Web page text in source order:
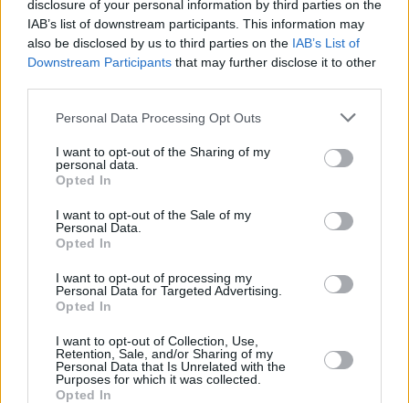
disclosure of your personal information by third parties on the
IAB’s list of downstream participants. This information may
also be disclosed by us to third parties on the IAB’s List of
Downstream Participants that may further disclose it to other
Please note that this website/app uses one or more Google
not limited to your visit or usage behaviour. You may click to
grant or deny consent to Google and its third-party tags to
use your data for below specified purposes in below Google
consent section.
Personal Data Processing Opt Outs
I want to opt-out of the Sharing of my
personal data.
Opted In
I want to opt-out of the Sale of my
Personal Data.
Opted In
I want to opt-out of processing my
Personal Data for Targeted Advertising.
Opted In
I want to opt-out of Collection, Use,
Retention, Sale, and/or Sharing of my
Personal Data that Is Unrelated with the
Purposes for which it was collected.
Opted In
lag Theiß bei den entschlossenen Wählern um 23 Punkte und
insgesamt um 16 Punkte vorn. Wir haben ausführlich über
diese Zahlen berichtet.
könnte sogar Fidesz Orbán stürzen
Experten führen Orbáns jüngste Eskorte durch einen Kader
schwarz gekleideter
Gegendemonstrationenzurück. Die nach den Söldnern von
König Matthias Corvinus (1458-1490) als “Schwarze Armee”
bezeichnete Gruppe tauchte zuerst in Győr und dann in Pécel
und Plakate beschlagnahmten. Wie hvg.hu berichtet, wurden
einige Demonstranten zu Boden gerungen.